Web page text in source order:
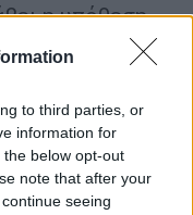
to third parties, or
information for
below opt-out
note that after your
seeing
η υπόθεση
Ρέμο. Ο
του